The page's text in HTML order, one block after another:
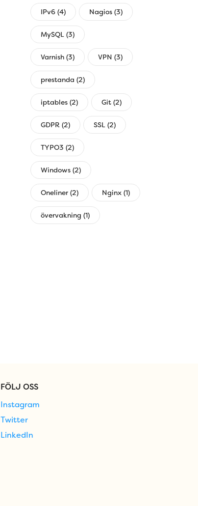
IPv6 (4) Nagios (3)
MySQL (3)
Varnish (3) VPN (3)
prestanda (2)
iptables (2) Git (2)
GDPR (2) SSL (2)
TYPO3 (2)
Windows (2)
Oneliner (2) Nginx (1)
övervakning (1)
FÖLJ OSS
Instagram
Twitter
LinkedIn